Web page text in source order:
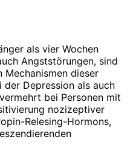
als vier Wochen
Angststörungen, sind
dieser
Depression als auch
bei Personen mit
nozizeptiver
Relesing-Hormons,